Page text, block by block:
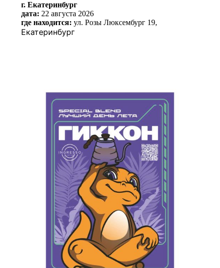
г. Екатеринбург
дата: 22 августа 2026
где находится: ул. Розы Люксембург 19,
Екатеринбург